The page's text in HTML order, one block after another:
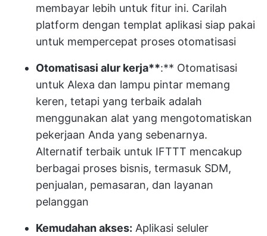
membayar lebih untuk fitur ini. Carilah
platform dengan templat aplikasi siap pakai
untuk mempercepat proses otomatisasi
Otomatisasi alur kerja**:** Otomatisasi
untuk Alexa dan lampu pintar memang
keren, tetapi yang terbaik adalah
menggunakan alat yang mengotomatiskan
pekerjaan Anda yang sebenarnya.
Alternatif terbaik untuk IFTTT mencakup
berbagai proses bisnis, termasuk SDM,
penjualan, pemasaran, dan layanan
pelanggan
Kemudahan akses: Aplikasi seluler